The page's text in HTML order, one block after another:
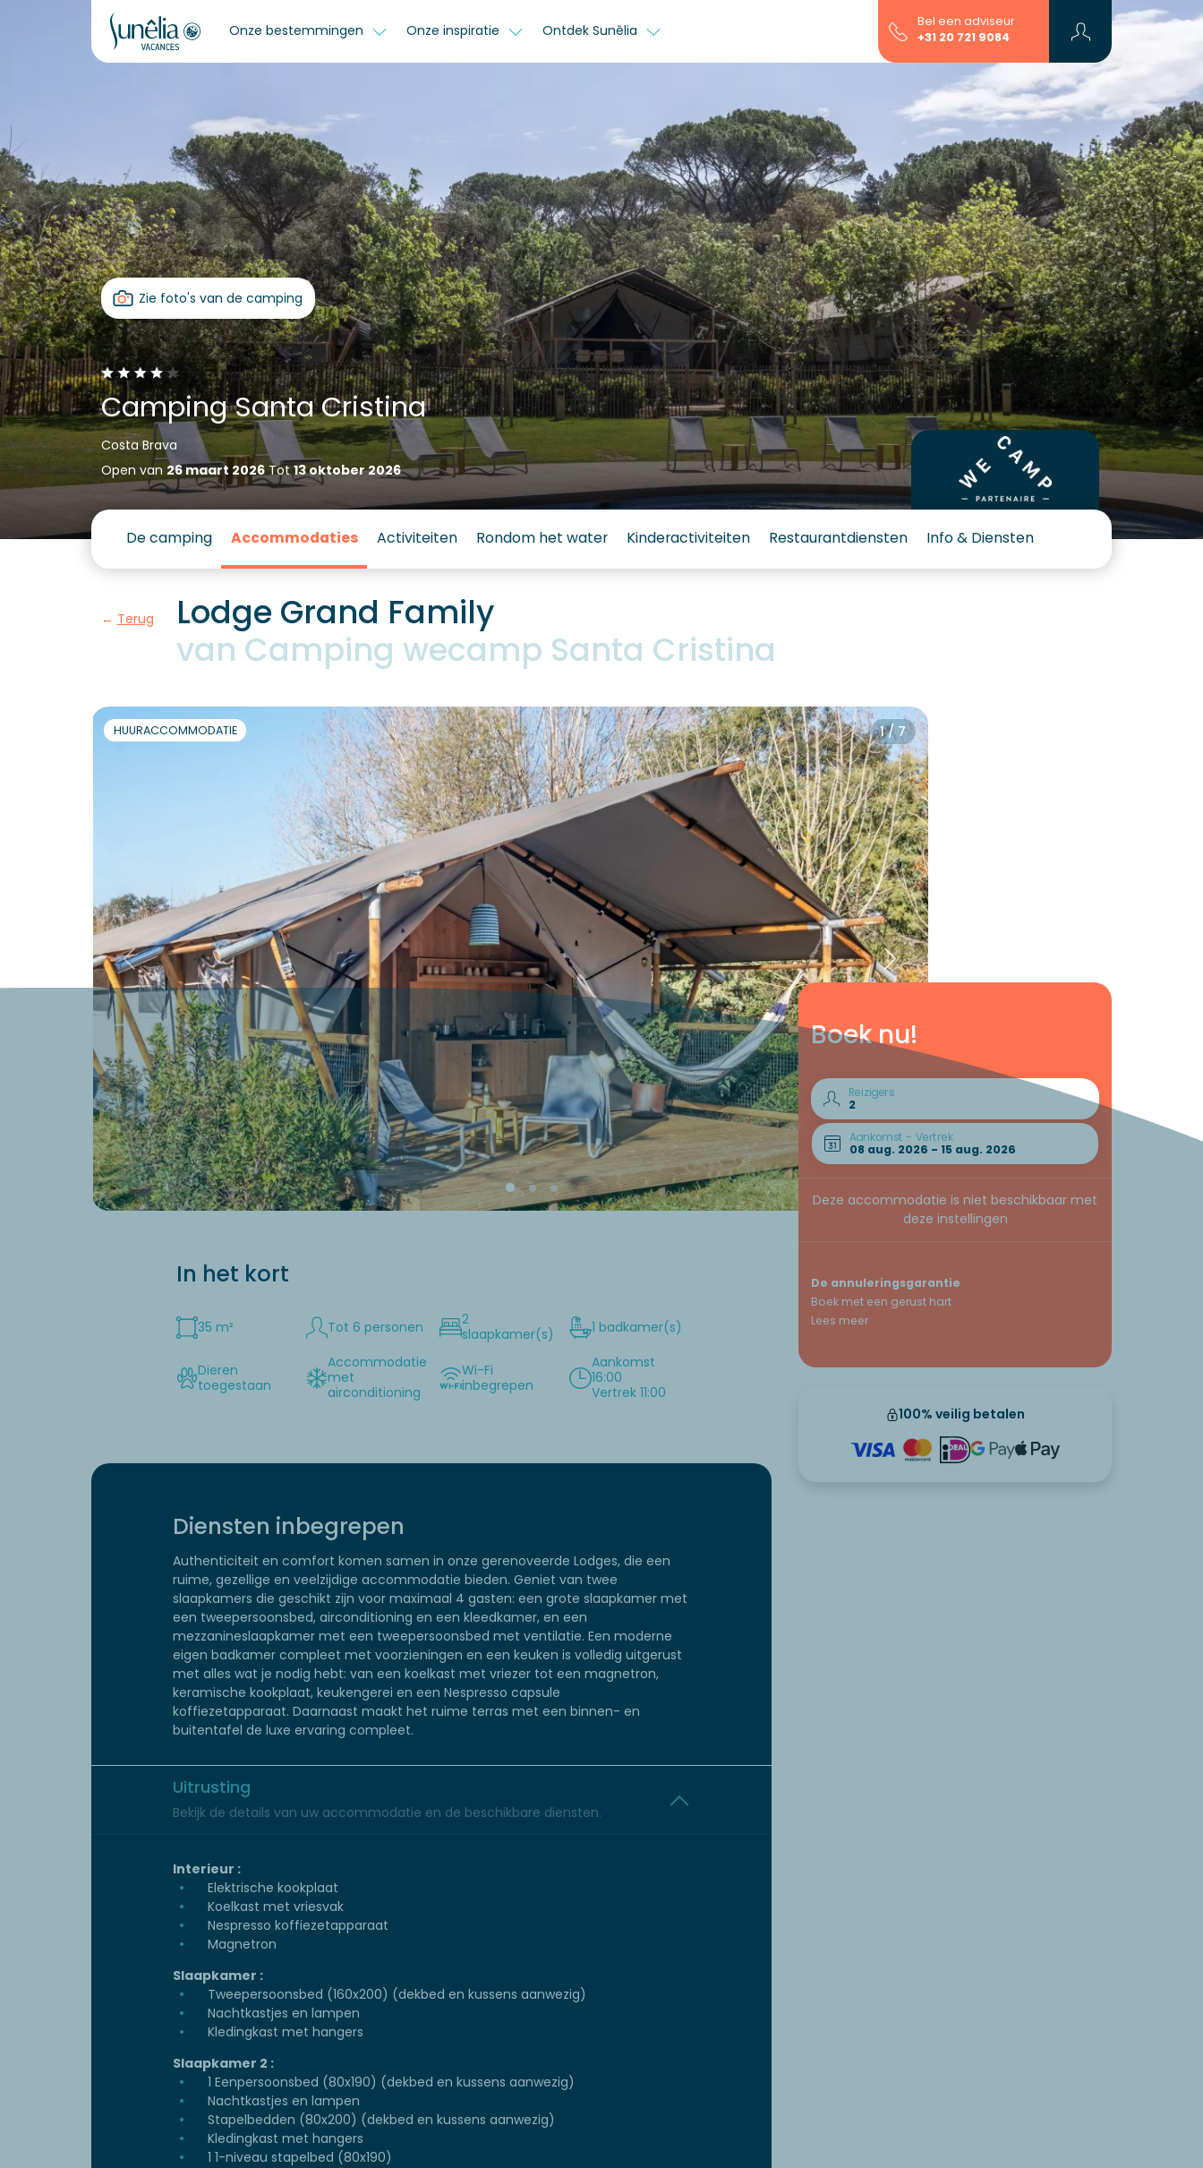
Onze bestemmingen Onze inspiratie Ontdek Sunêlia
Bel een adviseur
+31 20 721 9084
Zie foto's van de camping
Camping Santa Cristina
Costa Brava
Open van 26 maart 2026Tot13 oktober 2026
De camping Accommodaties Activiteiten Rondom het water Kinderactiviteiten Restaurantdiensten Info & Diensten
Terug
Lodge Grand Family
van Camping wecamp Santa Cristina
Boek nu!
Reizigers
Aankomst - Vertrek
Deze accommodatie is niet beschikbaar met
deze instellingen
De annuleringsgarantie
Boek met een gerust hart
Lees meer
100% veilig betalen
1 / 7
HUURACCOMMODATIE
In het kort
35 m² Tot 6 personen
2
slaapkamer(s)
1 badkamer(s)
Dieren
toegestaan
Accommodatie
met
airconditioning
Wi-Fi
inbegrepen
Aankomst
16:00
Vertrek 11:00
Diensten inbegrepen
Authenticiteit en comfort komen samen in onze gerenoveerde Lodges, die een
ruime, gezellige en veelzijdige accommodatie bieden. Geniet van twee
slaapkamers die geschikt zijn voor maximaal 4 gasten: een grote slaapkamer met
een tweepersoonsbed, airconditioning en een kleedkamer, en een
mezzanineslaapkamer met een tweepersoonsbed met ventilatie. Een moderne
eigen badkamer compleet met voorzieningen en een keuken is volledig uitgerust
met alles wat je nodig hebt: van een koelkast met vriezer tot een magnetron,
keramische kookplaat, keukengerei en een Nespresso capsule
koffiezetapparaat. Daarnaast maakt het ruime terras met een binnen- en
buitentafel de luxe ervaring compleet.
Uitrusting
Bekijk de details van uw accommodatie en de beschikbare diensten.
Interieur :
Elektrische kookplaat
Koelkast met vriesvak
Nespresso koffiezetapparaat
Magnetron
Slaapkamer :
Tweepersoonsbed (160x200) (dekbed en kussens aanwezig)
Nachtkastjes en lampen
Kledingkast met hangers
Slaapkamer 2 :
1 Eenpersoonsbed (80x190) (dekbed en kussens aanwezig)
Nachtkastjes en lampen
Stapelbedden (80x200) (dekbed en kussens aanwezig)
Kledingkast met hangers
1 1-niveau stapelbed (80x190)